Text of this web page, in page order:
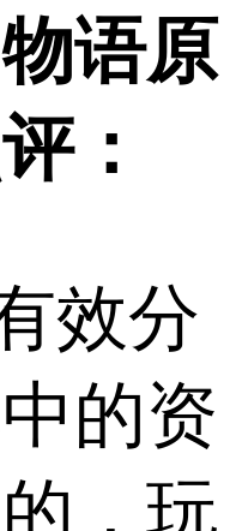
语原
：
效分
的资
，玩